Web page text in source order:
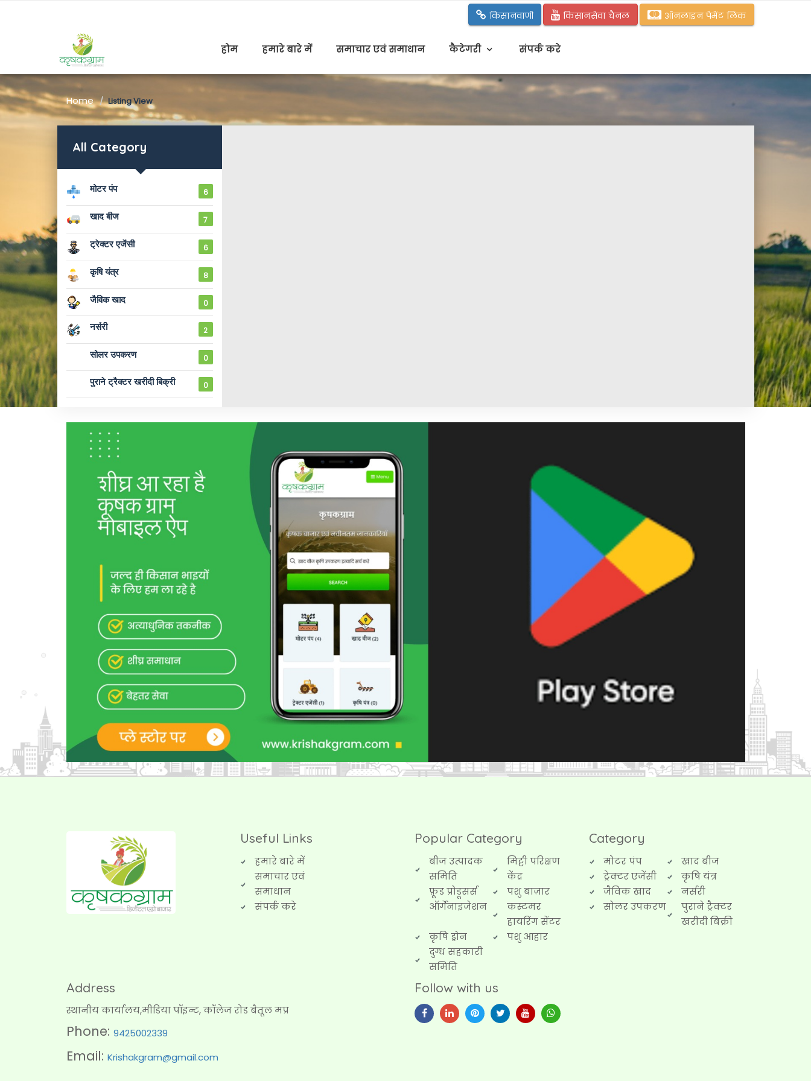
किसानवाणी किसानसेवा चैनल ऑनलाइन पेमेंट लिंक
होम हमारे बारे में समाचार एवं समाधान कैटेगरी संपर्क करे
Home Listing View
All Category
मोटर पंप 6
खाद बीज 7
ट्रेक्टर एजेंसी 6
कृषि यंत्र 8
जैविक खाद 0
नर्सरी 2
सोलर उपकरण 0
पुराने ट्रैक्टर खरीदी बिक्री 0
Useful Links
हमारे बारे में
समाचार एवं
समाधान
संपर्क करे
Popular Category
बीज उत्पादक
समिति
मिट्टी परिक्षण
केंद्र
फ़ूड प्रोडूसर्स
ऑर्गेनाइजेशन
पशु बाज़ार
कस्टमर
हायरिंग सेंटर
कृषि ड्रोन
पशु आहार
दुग्ध सहकारी
समिति
Category
मोटर पंप
खाद बीज
ट्रेक्टर एजेंसी
कृषि यंत्र
जैविक खाद
नर्सरी
सोलर उपकरण
पुराने ट्रैक्टर
खरीदी बिक्री
Address
स्थानीय कार्यालय,मीडिया पॉइन्ट, कॉलेज रोड बैतूल मप्र
Phone: 9425002339
Email: Krishakgram@gmail.com
Follow with us